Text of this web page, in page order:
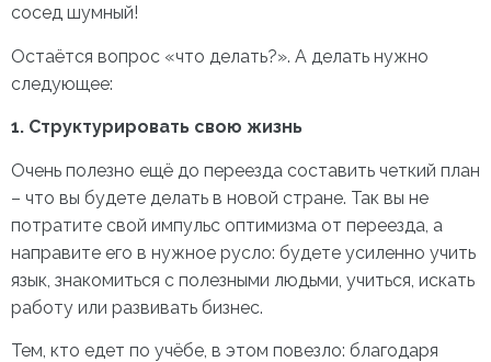
сосед шумный!
Остаётся вопрос «что делать?». А делать нужно
следующее:
1. Структурировать свою жизнь
Очень полезно ещё до переезда составить четкий план
– что вы будете делать в новой стране. Так вы не
потратите свой импульс оптимизма от переезда, а
направите его в нужное русло: будете усиленно учить
язык, знакомиться с полезными людьми, учиться, искать
работу или развивать бизнес.
Тем, кто едет по учёбе, в этом повезло: благодаря